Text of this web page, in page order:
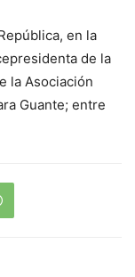
en la
de la
la Asociación
Guante; entre